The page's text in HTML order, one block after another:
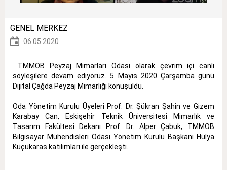
GENEL MERKEZ
06.05.2020
TMMOB Peyzaj Mimarları Odası olarak çevrim içi canlı
söyleşilere devam ediyoruz. 5 Mayıs 2020 Çarşamba günü
Dijital Çağda Peyzaj Mimarlığı konuşuldu.
Oda Yönetim Kurulu Üyeleri Prof. Dr. Şükran Şahin ve Gizem
Karabay Can, Eskişehir Teknik Üniversitesi Mimarlık ve
Tasarım Fakültesi Dekanı Prof. Dr. Alper Çabuk, TMMOB
Bilgisayar Mühendisleri Odası Yönetim Kurulu Başkanı Hülya
Küçükaras katılımları ile gerçekleşti.